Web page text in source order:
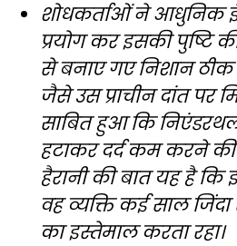
शोधकर्ताओं ने आधुनिक
प्रयोग कर इसकी पुष्टि
से बनाए गए निशान
जैसे उस प्राचीन दांत पर
साबित हुआ कि
हटाकर दर्द कम करने
हैरानी की बात यह है कि
वह व्यक्ति कई साल
का इस्तेमाल करता रहा।